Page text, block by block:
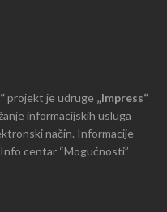
projekt je udruge „Impress“
informacijskih usluga
način. Informacije
centar “Mogućnosti”